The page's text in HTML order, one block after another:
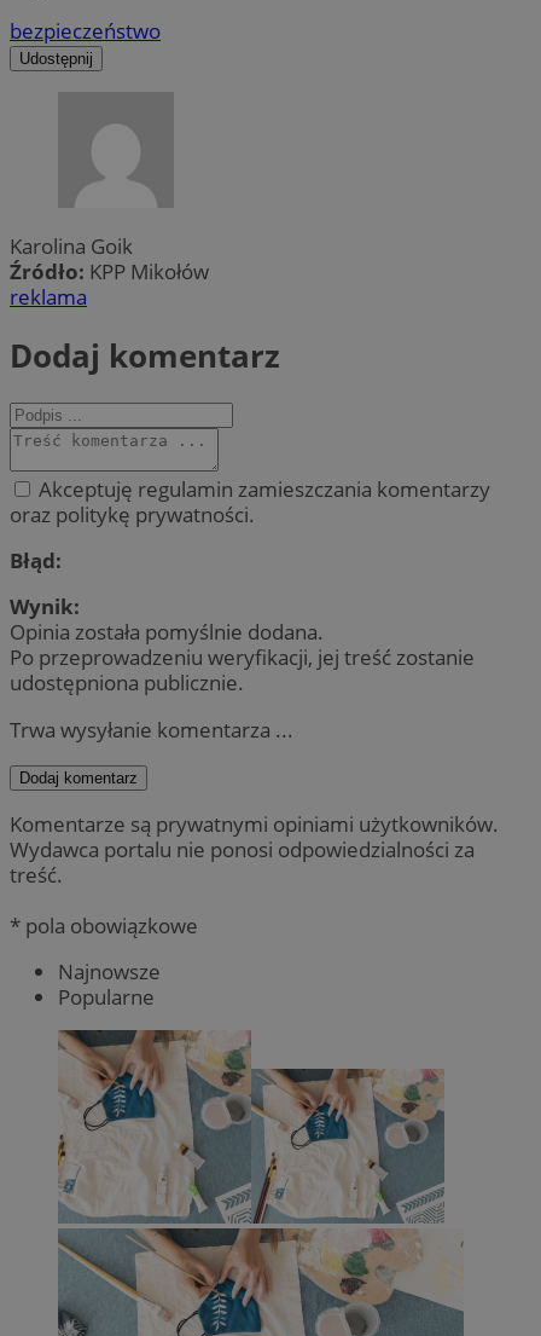
bezpieczeństwo
Udostępnij
Karolina Goik
Źródło: KPP Mikołów
reklama
Dodaj komentarz
Akceptuję regulamin zamieszczania komentarzy
oraz politykę prywatności.
Błąd:
Wynik:
Opinia została pomyślnie dodana.
Po przeprowadzeniu weryfikacji, jej treść zostanie
udostępniona publicznie.
Trwa wysyłanie komentarza ...
Dodaj komentarz
Komentarze są prywatnymi opiniami użytkowników.
Wydawca portalu nie ponosi odpowiedzialności za
treść.
* pola obowiązkowe
Najnowsze
Popularne